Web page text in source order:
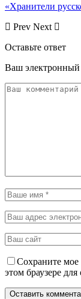
«Хранители
Prev Next
Оставьте ответ
Ваш электронный
Сохраните мое
этом браузере